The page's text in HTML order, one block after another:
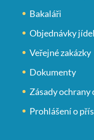
Bakaláři
Objednávky jídel
Veřejné zakázky
Dokumenty
Zásady ochrany
Prohlášení o